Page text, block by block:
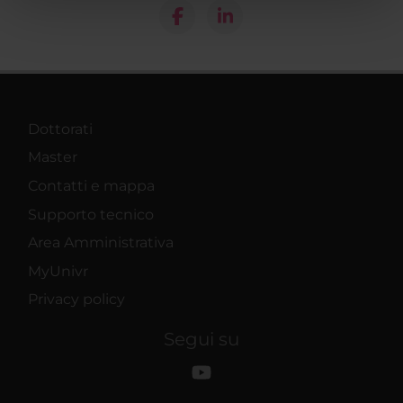
pubblicità e social media, i quali potrebbero combinarle
Dottorati
Master
Contatti e mappa
Supporto tecnico
Area Amministrativa
MyUnivr
Privacy policy
Segui su